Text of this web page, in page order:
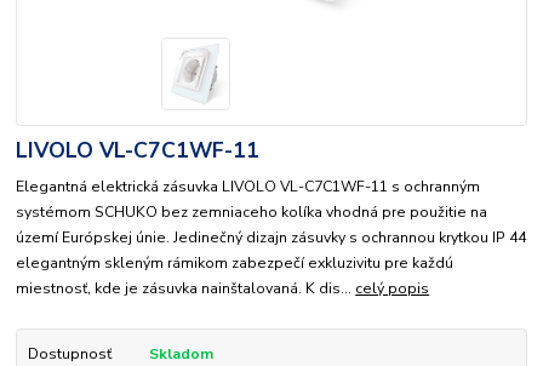
LIVOLO VL-C7C1WF-11
Elegantná elektrická zásuvka LIVOLO VL-C7C1WF-11 s ochranným
systémom SCHUKO bez zemniaceho kolíka vhodná pre použitie na
území Európskej únie. Jedinečný dizajn zásuvky s ochrannou krytkou IP 44
elegantným skleným rámikom zabezpečí exkluzivitu pre každú
miestnosť, kde je zásuvka nainštalovaná. K dis... celý popis
Dostupnosť Skladom